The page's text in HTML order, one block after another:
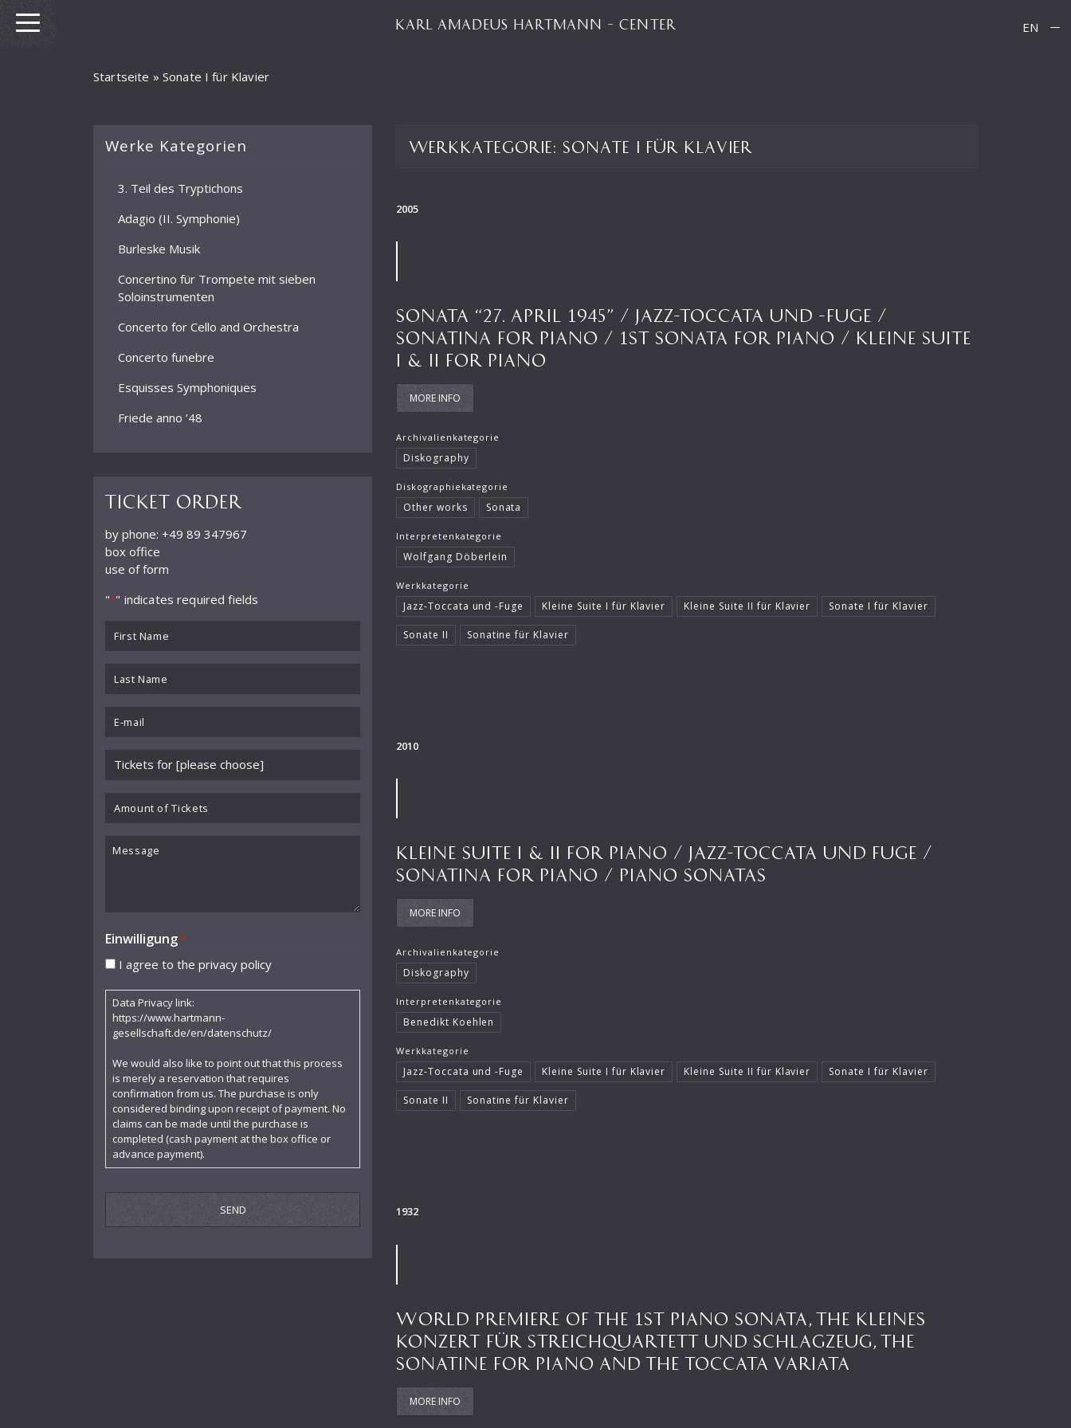
KARL AMADEUS HARTMANN – CENTER EN
Startseite » Sonate I für Klavier
Werke Kategorien
3. Teil des Tryptichons
Adagio (II. Symphonie)
Burleske Musik
Concertino für Trompete mit sieben
Soloinstrumenten
Concerto for Cello and Orchestra
Concerto funebre
Esquisses Symphoniques
Friede anno ’48
Ghetto
I. Streichquartett Carillon
I. Symphonie
II. Streichquartett
II. Symphonie
III. Symphonie
IV. Symphonie
Jazz-Toccata und -Fuge
Kantate für Männerchor a cappella
Klagegesang
Kleine Suite I für Klavier
Konzert für Klavier
Lamento
Lied
Macbeth
piano sonata "27. April 1945"
Profane Messe für gemischten Chor a
cappella
Scherzo (Fuge) für Schlagzeugensemble
Simplicius Simplicissimus
Simplicius Simplicissimus Jugend
Ticket order
by phone: +49 89 347967
box office
use of form
"*" indicates required fields
First
Name
*Last
Name
*Email
*
Please
choose
event
Amount
of
Tickets
Message
Einwilligung*
I agree to the privacy policy
Data Privacy link:
https://www.hartmann-
gesellschaft.de/en/datenschutz/
We would also like to point out that this process
is merely a reservation that requires
confirmation from us. The purchase is only
considered binding upon receipt of payment. No
claims can be made until the purchase is
completed (cash payment at the box office or
advance payment).
Werkkategorie: Sonate I für Klavier
2005
SONATA “27. APRIL 1945” / JAZZ-TOCCATA UND -FUGE /
SONATINA FOR PIANO / 1ST SONATA FOR PIANO / KLEINE SUITE
I & II FOR PIANO
MORE INFO
Archivalienkategorie
Diskography
Diskographiekategorie
Other works Sonata
Interpretenkategorie
Wolfgang Döberlein
Werkkategorie
Jazz-Toccata und -Fuge Kleine Suite I für Klavier Kleine Suite II für Klavier Sonate I für Klavier
Sonate II Sonatine für Klavier
2010
KLEINE SUITE I & II FOR PIANO / JAZZ-TOCCATA UND FUGE /
SONATINA FOR PIANO / PIANO SONATAS
MORE INFO
Archivalienkategorie
Diskography
Interpretenkategorie
Benedikt Koehlen
Werkkategorie
Jazz-Toccata und -Fuge Kleine Suite I für Klavier Kleine Suite II für Klavier Sonate I für Klavier
Sonate II Sonatine für Klavier
1932
WORLD PREMIERE OF THE 1ST PIANO SONATA, THE KLEINES
KONZERT FÜR STREICHQUARTETT UND SCHLAGZEUG, THE
SONATINE FOR PIANO AND THE TOCCATA VARIATA
MORE INFO